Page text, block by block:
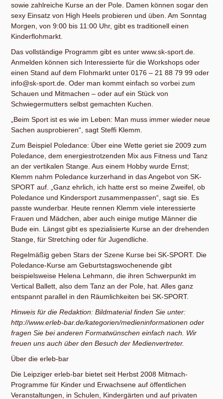
sowie zahlreiche Kurse an der Pole. Damen können sogar den
sexy Einsatz von High Heels probieren und üben. Am Sonntag
Morgen, von 9:00 bis 11:00 Uhr, gibt es traditionell einen
Kinderflohmarkt.
Das vollständige Programm gibt es unter www.sk-sport.de.
Anmelden können sich Interessierte für die Workshops oder
einen Stand auf dem Flohmarkt unter 0176 – 21 88 79 99 oder
info@sk-sport.de. Oder man kommt einfach so vorbei zum
Schauen und Mitmachen – oder auf ein Stück von
Schwiegermutters selbst gemachten Kuchen.
„Beim Sport ist es wie im Leben: Man muss immer wieder neue
Sachen ausprobieren“, sagt Steffi Klemm.
Zum Beispiel Poledance: Über eine Wette geriet sie 2009 zum
Poledance, dem energiestrotzenden Mix aus Fitness und Tanz
an der vertikalen Stange. Aus einem Hobby wurde Ernst;
Klemm nahm Poledance kurzerhand in das Angebot von SK-
SPORT auf. „Ganz ehrlich, ich hatte erst so meine Zweifel, ob
Poledance und Kindersport zusammenpassen“, sagt sie. Es
passte wunderbar. Heute rennen Klemm viele interessierte
Frauen und Mädchen, aber auch einige mutige Männer die
Bude ein. Längst gibt es spezialisierte Kurse an der drehenden
Stange, für Stretching oder für Jugendliche.
Regelmäßig geben Stars der Szene Kurse bei SK-SPORT. Die
Poledance-Kurse am Geburtstagswochenende gibt
beispielsweise Helena Lehmann, die ihren Schwerpunkt im
Vertical Ballett, also dem Tanz an der Pole, hat. Alles ganz
entspannt parallel in den Räumlichkeiten bei SK-SPORT.
Hinweis für die Redaktion: Bildmaterial finden Sie unter:
http://www.erleb-bar.de/kategorien/medieninformationen oder
fragen Sie bei anderen Formatwünschen einfach nach. Wir
freuen uns auch über den Besuch der Medienvertreter.
Über die erleb-bar
Die Leipziger erleb-bar bietet seit Herbst 2008 Mitmach-
Programme für Kinder und Erwachsene auf öffentlichen
Veranstaltungen, in Schulen, Kindergärten und auf privaten